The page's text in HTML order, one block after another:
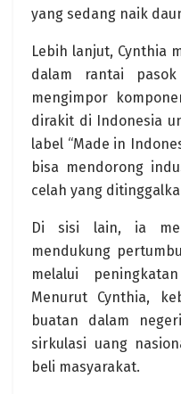
yang sedang naik
Lebih lanjut, Cynthia
dalam rantai
mengimpor
dirakit di Indonesia
label “Made in
bisa mendorong
celah yang
Di sisi lain, ia
mendukung
melalui
Menurut Cynthia,
buatan dalam
sirkulasi uang
beli masyarakat.